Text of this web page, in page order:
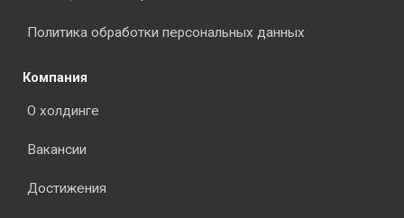
Политика обработки персональных данных
Компания
О холдинге
Вакансии
Достижения